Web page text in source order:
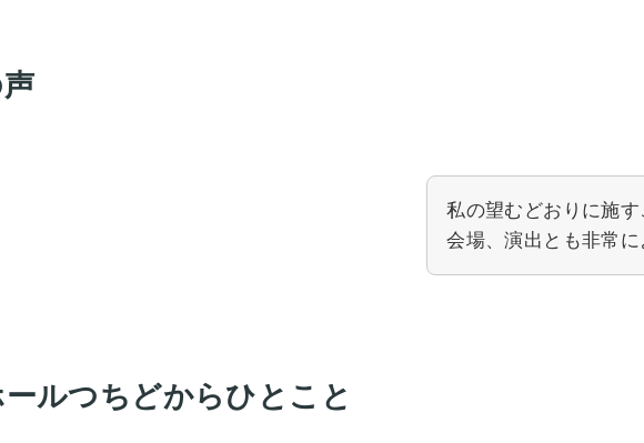
私の望むどおりに施
会場、演出とも非常
ルつちどからひとこと